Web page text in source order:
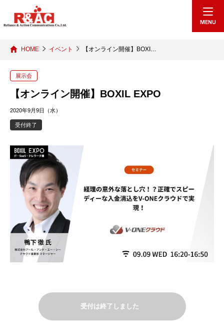
MENU
HOME イベント 【オンライン開催】BOXI…
展示会
【オンライン開催】BOXIL EXPO
2020年9月9日（水）
受付終了
受付は終了しました